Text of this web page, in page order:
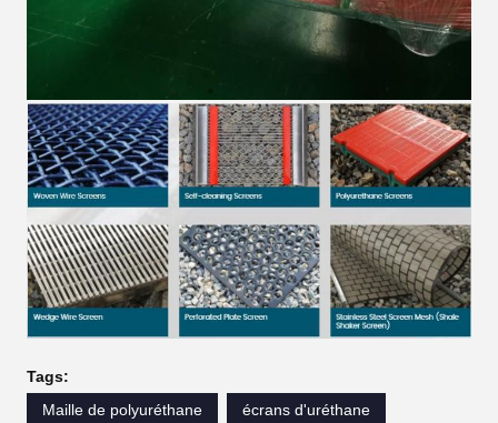
Tags:
Maille de polyuréthane
écrans d'uréthane